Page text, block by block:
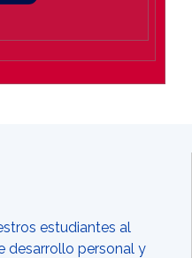
estudiantes al
desarrollo personal y